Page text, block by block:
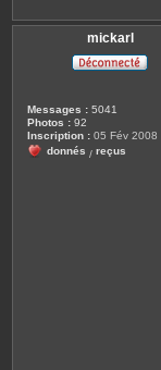
mickarl
Messages : 5041
Photos : 92
Inscription : 05 Fév 2008
donnés / reçus